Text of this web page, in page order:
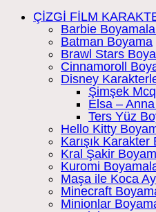
ÇİZGİ FİLM
Barbie
Batman Boyama
Brawl Stars
Cinnamoroll
Disney
Şimşek
Elsa –
Ters Yüz
Hello Kitty
Karışık Karakter
Kral Şakir
Kuromi
Maşa ile Koca
Minecraft
Minionlar